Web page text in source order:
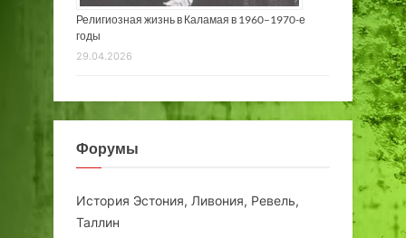
Религиозная жизнь в Каламая в 1960–1970-е
годы
29.04.2026
Форумы
История Эстония, Ливония, Ревель,
Таллин